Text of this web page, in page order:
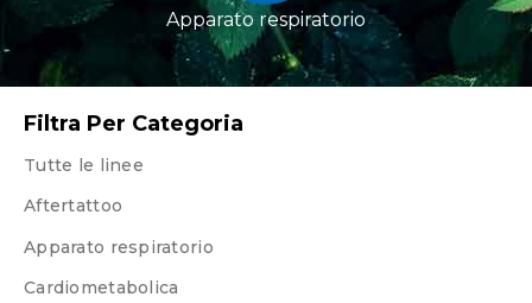
Apparato respiratorio
Filtra Per Categoria
Tutte le linee
Aftertattoo
Apparato respiratorio
Cardiometabolica